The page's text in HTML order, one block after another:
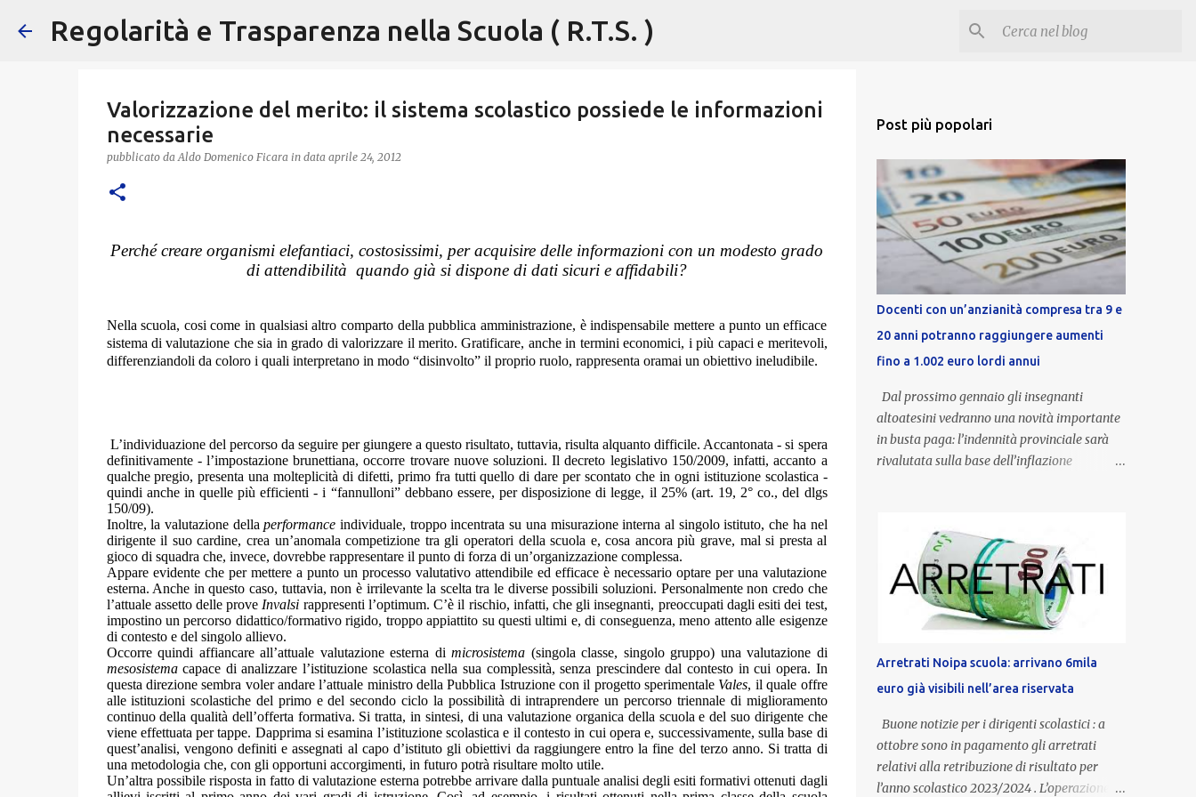
Passa ai contenuti principali
Regolarità e Trasparenza nella Scuola ( R.T.S. )
Valorizzazione del merito: il sistema scolastico possiede le informazioni
necessarie
pubblicato daAldo Domenico Ficara in data aprile 24, 2012
Perché creare organismi elefantiaci, costosissimi, per acquisire delle informazioni con un modesto grado
di attendibilità quando già si dispone di dati sicuri e affidabili?
Nella scuola, cosi come in qualsiasi altro comparto della pubblica amministrazione, è indispensabile mettere a punto un efficace
sistema di valutazione che sia in grado di valorizzare il merito. Gratificare, anche in termini economici, i più capaci e meritevoli,
differenziandoli da coloro i quali interpretano in modo “disinvolto” il proprio ruolo, rappresenta oramai un obiettivo ineludibile.
L’individuazione del percorso da seguire per giungere a questo risultato, tuttavia, risulta alquanto difficile. Accantonata - si spera
definitivamente - l’impostazione brunettiana, occorre trovare nuove soluzioni. Il decreto legislativo 150/2009, infatti, accanto a
qualche pregio, presenta una molteplicità di difetti, primo fra tutti quello di dare per scontato che in ogni istituzione scolastica -
quindi anche in quelle più efficienti - i “fannulloni” debbano essere, per disposizione di legge, il 25% (art. 19, 2° co., del dlgs
150/09).
Inoltre, la valutazione dellaperformance individuale, troppo incentrata su una misurazione interna al singolo istituto, che ha nel
dirigente il suo cardine, crea un’anomala competizione tra gli operatori della scuola e, cosa ancora più grave, mal si presta al
gioco di squadra che, invece, dovrebbe rappresentare il punto di forza di un’organizzazione complessa.
Appare evidente che per mettere a punto un processo valutativo attendibile ed efficace è necessario optare per una valutazione
esterna. Anche in questo caso, tuttavia, non è irrilevante la scelta tra le diverse possibili soluzioni. Personalmente non credo che
l’attuale assetto delle prove Invalsi rappresenti l’optimum. C’è il rischio, infatti, che gli insegnanti, preoccupati dagli esiti dei test,
impostino un percorso didattico/formativo rigido, troppo appiattito su questi ultimi e, di conseguenza, meno attento alle esigenze
di contesto e del singolo allievo.
Occorre quindi affiancare all’attuale valutazione esterna di microsistema (singola classe, singolo gruppo) una valutazione di
mesosistemacapace di analizzare l’istituzione scolastica nella sua complessità, senza prescindere dal contesto in cui opera. In
questa direzione sembra voler andare l’attuale ministro della Pubblica Istruzione con il progetto sperimentale Vales, il quale offre
alle istituzioni scolastiche del primo e del secondo ciclo la possibilità di intraprendere un percorso triennale di miglioramento
continuo della qualità dell’offerta formativa. Si tratta, in sintesi, di una valutazione organica della scuola e del suo dirigente che
viene effettuata per tappe. Dapprima si esamina l’istituzione scolastica e il contesto in cui opera e, successivamente, sulla base di
quest’analisi, vengono definiti e assegnati al capo d’istituto gli obiettivi da raggiungere entro la fine del terzo anno. Si tratta di
una metodologia che, con gli opportuni accorgimenti, in futuro potrà risultare molto utile.
Un’altra possibile risposta in fatto di valutazione esterna potrebbe arrivare dalla puntuale analisi degli esiti formativi ottenuti dagli
Post più popolari
Docenti con un’anzianità compresa tra 9 e
20 anni potranno raggiungere aumenti
fino a 1.002 euro lordi annui
Dal prossimo gennaio gli insegnanti
altoatesini vedranno una novità importante
in busta paga: l’indennità provinciale sarà
rivalutata sulla base dell’inflazione
un’anzianità compresa tra 9 e 20 anni
potranno raggiungere fino a 1.002 euro lordi
annui. Il nuovo contratto provinciale
introduce inoltre un congedo speciale
dedicato alle donne vittime di violenza di
genere, in linea con la normativa nazionale e
con l’obiettivo di offrire maggiore tutela e
supporto in situazioni delicate. L’indennità
provinciale per i docenti è un unicum in
Italia: si tratta di una misura esclusiva della
Provincia autonoma di Bolzano, che integra
in maniera stabile lo stipendio nazionale
Arretrati Noipa scuola: arrivano 6mila
euro già visibili nell’area riservata
Buone notizie per i dirigenti scolastici : a
ottobre sono in pagamento gli arretrati
relativi alla retribuzione di risultato per
l’anno scolastico 2023/2024 . L’operazione,